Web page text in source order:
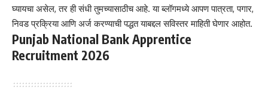
घ्यायचा असेल, तर ही संधी तुमच्यासाठीच आहे. या ब्लॉगमध्ये आपण पात्रता, पगार,
निवड प्रक्रिया आणि अर्ज करण्याची पद्धत याबद्दल सविस्तर माहिती घेणार आहोत.
Punjab National Bank Apprentice
Recruitment 2026